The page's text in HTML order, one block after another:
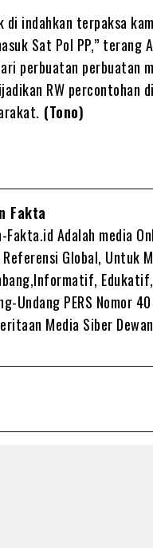
indahkan terpaksa
Sat Pol PP,” terang
perbuatan perbuatan
RW percontohan
(Tono)
Fakta
Fakta.id Adalah media
Global, Untuk
Undang PERS Nomor
Media Siber